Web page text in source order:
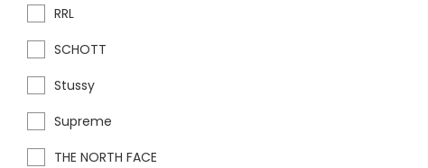
RRL
SCHOTT
Stussy
Supreme
THE NORTH FACE